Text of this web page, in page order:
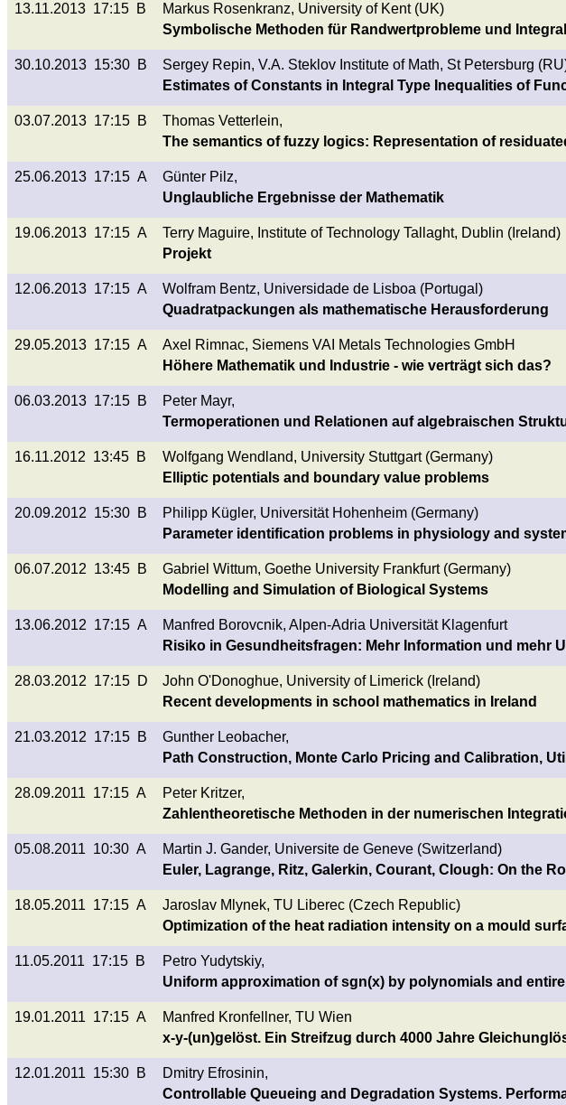
13.11.2013 17:15 B
Markus Rosenkranz, University of Kent (UK)
Symbolische Methoden für Randwertprobleme und
30.10.2013 15:30 B
Sergey Repin, V.A. Steklov Institute of Math, St Petersburg
Estimates of Constants in Integral Type Inequalities of
03.07.2013 17:15 B
Thomas Vetterlein,
The semantics of fuzzy logics: Representation of
25.06.2013 17:15 A
Günter Pilz,
Unglaubliche Ergebnisse der Mathematik
19.06.2013 17:15 A
Terry Maguire, Institute of Technology Tallaght, Dublin (Ireland)
Projekt
12.06.2013 17:15 A
Wolfram Bentz, Universidade de Lisboa (Portugal)
Quadratpackungen als mathematische Herausforderung
29.05.2013 17:15 A
Axel Rimnac, Siemens VAI Metals Technologies GmbH
Höhere Mathematik und Industrie - wie verträgt sich das?
06.03.2013 17:15 B
Peter Mayr,
Termoperationen und Relationen auf algebraischen
16.11.2012 13:45 B
Wolfgang Wendland, University Stuttgart (Germany)
Elliptic potentials and boundary value problems
20.09.2012 15:30 B
Philipp Kügler, Universität Hohenheim (Germany)
Parameter identification problems in physiology and
06.07.2012 13:45 B
Gabriel Wittum, Goethe University Frankfurt (Germany)
Modelling and Simulation of Biological Systems
13.06.2012 17:15 A
Manfred Borovcnik, Alpen-Adria Universität Klagenfurt
Risiko in Gesundheitsfragen: Mehr Information und mehr
28.03.2012 17:15 D
John O'Donoghue, University of Limerick (Ireland)
Recent developments in school mathematics in Ireland
21.03.2012 17:15 B
Gunther Leobacher,
Path Construction, Monte Carlo Pricing and Calibration,
28.09.2011 17:15 A
Peter Kritzer,
Zahlentheoretische Methoden in der numerischen
05.08.2011 10:30 A
Martin J. Gander, Universite de Geneve (Switzerland)
Euler, Lagrange, Ritz, Galerkin, Courant, Clough: On the
18.05.2011 17:15 A
Jaroslav Mlynek, TU Liberec (Czech Republic)
Optimization of the heat radiation intensity on a mould
11.05.2011 17:15 B
Petro Yudytskiy,
Uniform approximation of sgn(x) by polynomials and
19.01.2011 17:15 A
Manfred Kronfellner, TU Wien
x-y-(un)gelöst. Ein Streifzug durch 4000 Jahre
12.01.2011 15:30 B
Dmitry Efrosinin,
Controllable Queueing and Degradation Systems.